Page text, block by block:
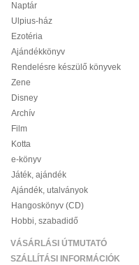
Naptár
Ulpius-ház
Ezotéria
Ajándékkönyv
Rendelésre készülő könyvek
Zene
Disney
Archív
Film
Kotta
e-könyv
Játék, ajándék
Ajándék, utalványok
Hangoskönyv (CD)
Hobbi, szabadidő
VÁSÁRLÁSI ÚTMUTATÓ
SZÁLLÍTÁSI INFORMÁCIÓK